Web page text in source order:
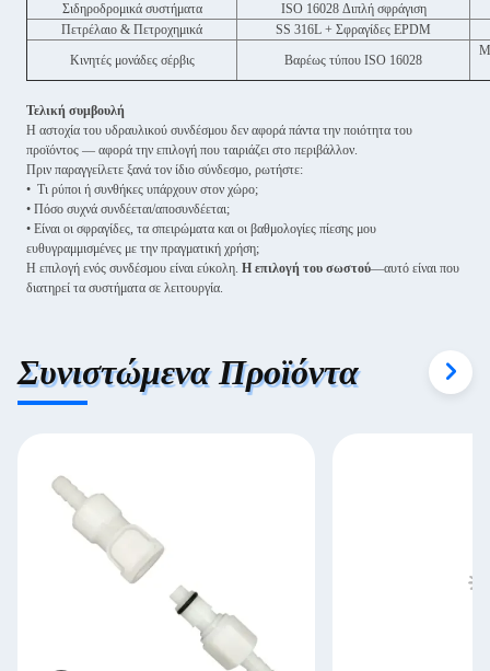
Σιδηροδρομικά συστήματα
ISO 16028 Διπλή σφράγιση
Πετρέλαιο & Πετροχημικά
SS 316L + Σφραγίδες EPDM
Κινητές μονάδες σέρβις
Βαρέως τύπου ISO 16028
Τελική συμβουλή
Η αστοχία του υδραυλικού συνδέσμου δεν αφορά πάντα την ποιότητα του
προϊόντος — αφορά την επιλογή που ταιριάζει στο περιβάλλον.
Πριν παραγγείλετε ξανά τον ίδιο σύνδεσμο, ρωτήστε:
• Τι ρύποι ή συνθήκες υπάρχουν στον χώρο;
• Πόσο συχνά συνδέεται/αποσυνδέεται;
• Είναι οι σφραγίδες, τα σπειρώματα και οι βαθμολογίες πίεσης μου
ευθυγραμμισμένες με την πραγματική χρήση;
Η επιλογή ενός συνδέσμου είναι εύκολη. Η επιλογή του σωστού—αυτό είναι που
διατηρεί τα συστήματα σε λειτουργία.
Συνιστώμενα Προϊόντα